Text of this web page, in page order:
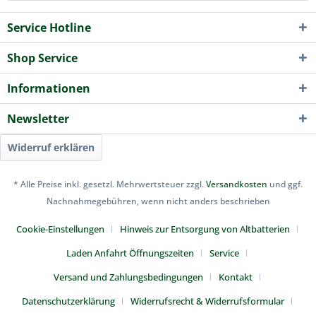
Service Hotline
Shop Service
Informationen
Newsletter
Widerruf erklären
* Alle Preise inkl. gesetzl. Mehrwertsteuer zzgl.Versandkosten und ggf.
Nachnahmegebühren, wenn nicht anders beschrieben
Cookie-Einstellungen
Hinweis zur Entsorgung von Altbatterien
Laden Anfahrt Öffnungszeiten
Service
Versand und Zahlungsbedingungen
Kontakt
Datenschutzerklärung
Widerrufsrecht & Widerrufsformular